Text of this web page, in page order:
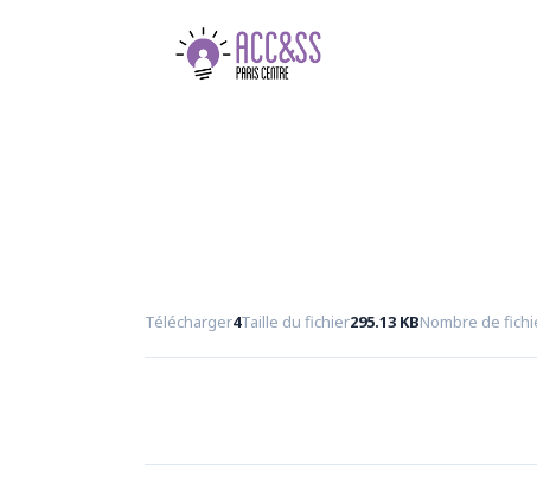
Télécharger4Taille du fichier295.13 KBNombre de